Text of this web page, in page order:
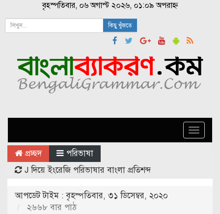
বৃহস্পতিবার, ০৬ অগাস্ট ২০২৬, ০১:০৯ অপরাহ্ন
কিছু খুঁজতে
Toggle
প্রচ্ছদ
পরিভাষা
J দিয়ে ইংরেজি পরিভাষার বাংলা প্রতিশব্দ
আপডেট টাইম : বৃহস্পতিবার, ৩১ ডিসেম্বর, ২০২০
২৬৬৮ বার পাঠ